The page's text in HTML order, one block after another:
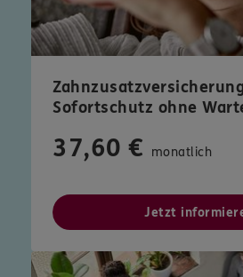
Sofortschutz ohne
37,60 € monatlich
Jetzt